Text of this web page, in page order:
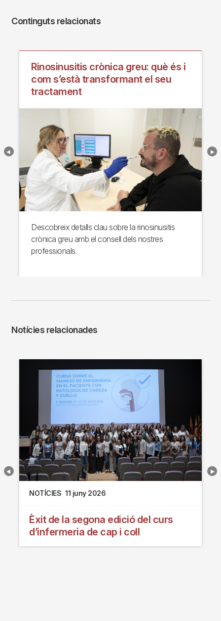
Continguts relacionats
Rinosinusitis crònica greu: què és i
com s’està transformant el seu
tractament
Descobreix detalls clau sobre la rinosinusitis
crònica greu amb el consell dels nostres
professionals.
Notícies relacionades
NOTÍCIES 11 juny 2026
Èxit de la segona edició del curs
d’infermeria de cap i coll